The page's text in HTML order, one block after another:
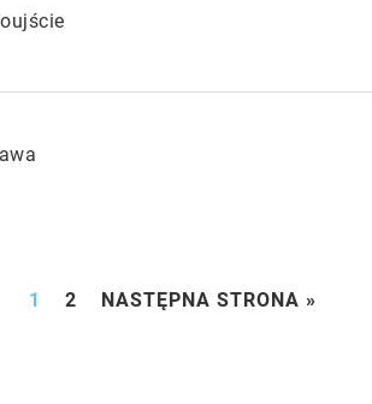
1 2 NASTĘPNA STRONA »